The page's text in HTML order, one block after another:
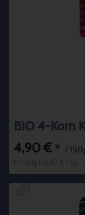
BIO 4-Korn
4,90 € * /